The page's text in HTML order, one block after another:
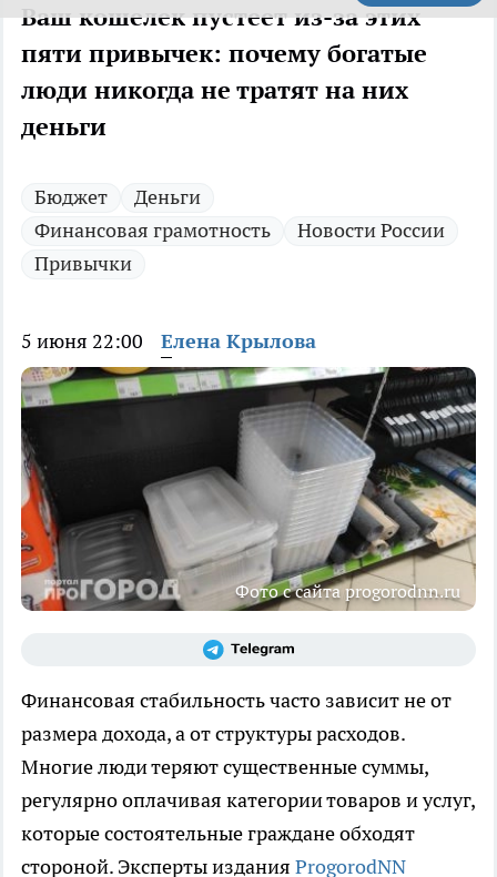
Ваш кошелек пустеет из-за этих
пяти привычек: почему богатые
люди никогда не тратят на них
деньги
Бюджет
Деньги
Финансовая грамотность
Новости России
Привычки
5 июня 22:00 Елена Крылова
Фото с сайта progorodnn.ru
Финансовая стабильность часто зависит не от
размера дохода, а от структуры расходов.
Многие люди теряют существенные суммы,
регулярно оплачивая категории товаров и услуг,
которые состоятельные граждане обходят
стороной. Эксперты издания ProgorodNN